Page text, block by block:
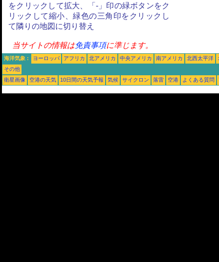
をクリックして拡大、「-」印の緑ボタンをク
リックして縮小、緑色の三角印をクリックし
て隣りの地図に切り替え
当サイトの情報は免責事項に準じます。
海洋気象 : ヨーロッパ アフリカ 北アメリカ 中央アメリカ 南アメリカ 北西太平洋
その他
衛星画像
空港の天気 10日間の天気予報 気候 サイクロン 落雷 空港 よくある質問